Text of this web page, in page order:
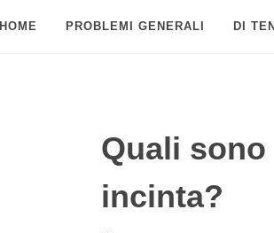
PROBLEMI GENERALI DI
Quali
incinta?